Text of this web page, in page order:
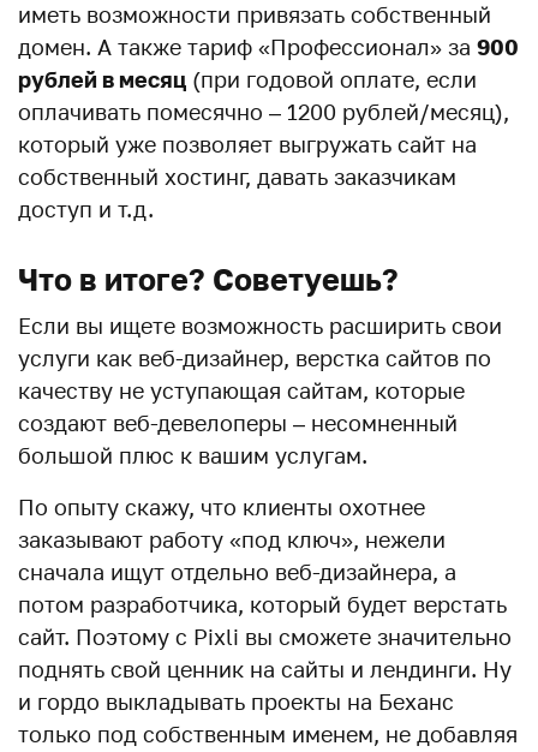
иметь возможности привязать собственный
домен. А также тариф «Профессионал» за 900
рублей в месяц (при годовой оплате, если
оплачивать помесячно – 1200 рублей/месяц),
который уже позволяет выгружать сайт на
собственный хостинг, давать заказчикам
доступ и т.д.
Что в итоге? Советуешь?
Если вы ищете возможность расширить свои
услуги как веб-дизайнер, верстка сайтов по
качеству не уступающая сайтам, которые
создают веб-девелоперы – несомненный
большой плюс к вашим услугам.
По опыту скажу, что клиенты охотнее
заказывают работу «под ключ», нежели
сначала ищут отдельно веб-дизайнера, а
потом разработчика, который будет верстать
сайт. Поэтому с Pixli вы сможете значительно
поднять свой ценник на сайты и лендинги. Ну
и гордо выкладывать проекты на Беханс
только под собственным именем, не добавляя